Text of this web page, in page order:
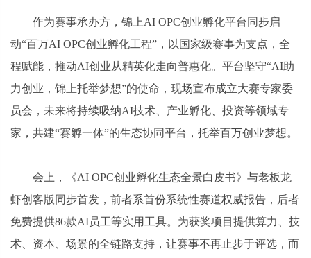
作为赛事承办方，锦上AI OPC创业孵化平台同步启
动“百万AI OPC创业孵化工程”，以国家级赛事为支点，全
程赋能，推动AI创业从精英化走向普惠化。平台坚守“AI助
力创业，锦上托举梦想”的使命，现场宣布成立大赛专家委
员会，未来将持续吸纳AI技术、产业孵化、投资等领域专
家，共建“赛孵一体”的生态协同平台，托举百万创业梦想。
会上，《AI OPC创业孵化生态全景白皮书》与老板龙
虾创客版同步首发，前者系首份系统性赛道权威报告，后者
免费提供86款AI员工等实用工具。为获奖项目提供算力、技
术、资本、场景的全链路支持，让赛事不再止步于评选，而